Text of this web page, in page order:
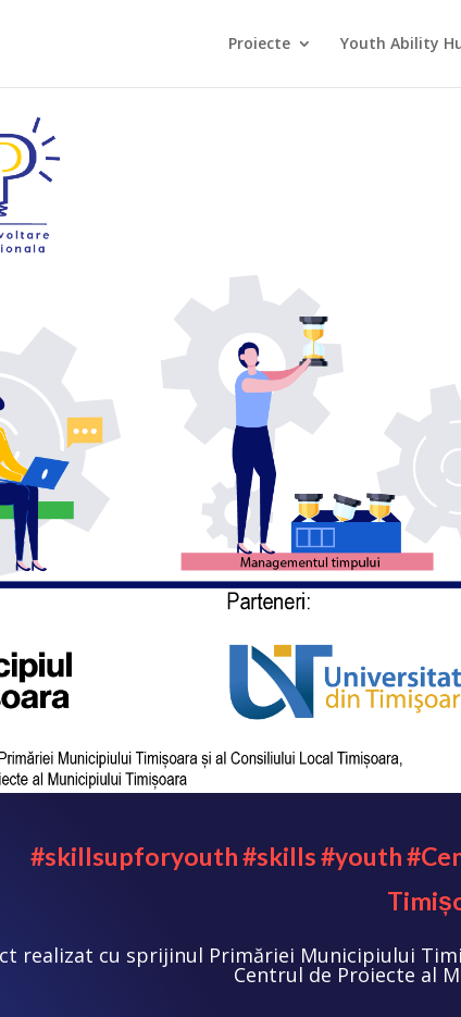
Proiecte Youth Ability
#skillsupforyouth #skills #youth
realizat cu sprijinul Primăriei Municipiului
Centrul de Proiecte al